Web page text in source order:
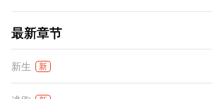
最新章节
新生 新